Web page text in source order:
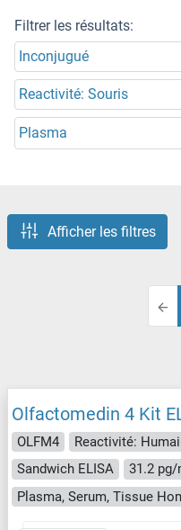
Filtrer les résultats:
Inconjugué
Reactivité: Souris
Plasma
Afficher les filtres
Olfactomedin 4 Kit
OLFM4 Reactivité:
Sandwich ELISA
31.2 pg/
Plasma, Serum, Tissue